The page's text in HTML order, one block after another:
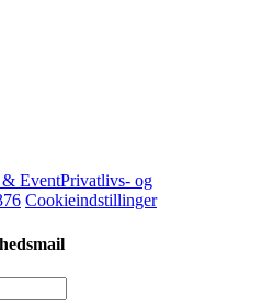
& EventPrivatlivs- og
Cookieindstillinger